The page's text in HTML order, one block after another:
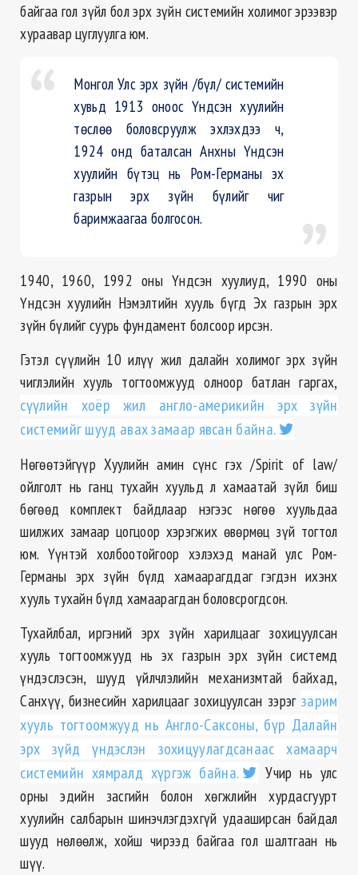
байгаа гол зүйл бол эрх зүйн системийн холимог эрээвэр
хураавар цуглуулга юм.
Монгол Улс эрх зүйн /бүл/ системийн
хувьд 1913 оноос Үндсэн хуулийн
төслөө боловсруулж эхлэхдээ ч,
1924 онд баталсан Анхны Үндсэн
хуулийн бүтэц нь Ром-Германы эх
газрын эрх зүйн бүлийг чиг
баримжаагаа болгосон.
1940, 1960, 1992 оны Үндсэн хуулиуд, 1990 оны
Үндсэн хуулийн Нэмэлтийн хууль бүгд Эх газрын эрх
зүйн бүлийг суурь фундамент болсоор ирсэн.
Гэтэл сүүлийн 10 илүү жил далайн холимог эрх зүйн
чиглэлийн хууль тогтоомжууд олноор батлан гаргах,
сүүлийн хоёр жил англо-америкийн эрх зүйн
системийг шууд авах замаар явсан байна.
Нөгөөтэйгүүр Хуулийн амин сүнс гэх /Spirit of law/
ойлголт нь ганц тухайн хуульд л хамаатай зүйл биш
бөгөөд комплект байдлаар нэгээс нөгөө хуульдаа
шилжих замаар цогцоор хэрэгжих өвөрмөц зүй тогтол
юм. Үүнтэй холбоотойгоор хэлэхэд манай улс Ром-
Германы эрх зүйн бүлд хамаарагддаг гэгдэн ихэнх
хууль тухайн бүлд хамаарагдан боловсрогдсон.
Тухайлбал, иргэний эрх зүйн харилцааг зохицуулсан
хууль тогтоомжууд нь эх газрын эрх зүйн системд
үндэслэсэн, шууд үйлчлэлийн механизмтай байхад,
Санхүү, бизнесийн харилцааг зохицуулсан зэрэгзарим
хууль тогтоомжууд нь Англо-Саксоны, бүр Далайн
эрх зүйд үндэслэн зохицуулагдсанаас хамаарч
системийн хямралд хүргэж байна.
Учир нь улс
орны эдийн засгийн болон хөгжлийн хурдасгуурт
хуулийн салбарын шинэчлэгдэхгүй удааширсан байдал
шууд нөлөөлж, хойш чирээд байгаа гол шалтгаан нь
шүү.